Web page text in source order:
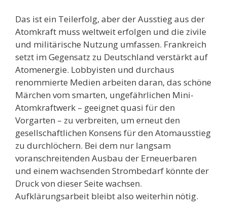
Das ist ein Teilerfolg, aber der Ausstieg aus der
Atomkraft muss weltweit erfolgen und die zivile
und militärische Nutzung umfassen. Frankreich
setzt im Gegensatz zu Deutschland verstärkt auf
Atomenergie. Lobbyisten und durchaus
renommierte Medien arbeiten daran, das schöne
Märchen vom smarten, ungefährlichen Mini-
Atomkraftwerk – geeignet quasi für den
Vorgarten – zu verbreiten, um erneut den
gesellschaftlichen Konsens für den Atomausstieg
zu durchlöchern. Bei dem nur langsam
voranschreitenden Ausbau der Erneuerbaren
und einem wachsenden Strombedarf könnte der
Druck von dieser Seite wachsen.
Aufklärungsarbeit bleibt also weiterhin nötig.